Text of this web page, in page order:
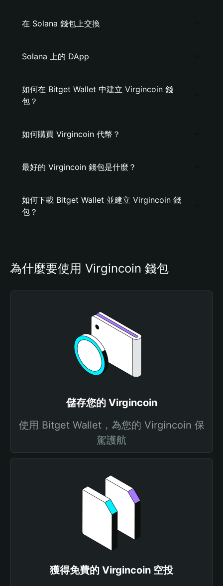
在 Solana 錢包上交換
Solana 上的 DApp
如何在 Bitget Wallet 中建立 Virgincoin 錢
包？
如何購買 Virgincoin 代幣？
最好的 Virgincoin 錢包是什麼？
如何下載 Bitget Wallet 並建立 Virgincoin 錢
包？
為什麼要使用 Virgincoin 錢包
儲存您的 Virgincoin
使用 Bitget Wallet，為您的 Virgincoin 保
駕護航
獲得免費的 Virgincoin 空投